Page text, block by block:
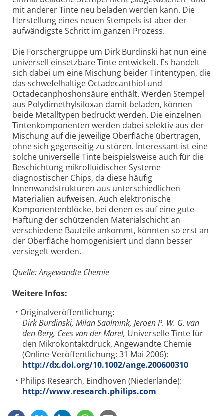
mit anderer Tinte neu beladen werden kann. Die
Herstellung eines neuen Stempels ist aber der
aufwändigste Schritt im ganzen Prozess.
Die Forschergruppe um Dirk Burdinski hat nun eine
universell einsetzbare Tinte entwickelt. Es handelt
sich dabei um eine Mischung beider Tintentypen, die
das schwefelhaltige Octadecanthiol und
Octadecanphoshonsäure enthält. Werden Stempel
aus Polydimethylsiloxan damit beladen, können
beide Metalltypen bedruckt werden. Die einzelnen
Tintenkomponenten werden dabei selektiv aus der
Mischung auf die jeweilige Oberfläche übertragen,
ohne sich gegenseitig zu stören. Interessant ist eine
solche universelle Tinte beispielsweise auch für die
Beschichtung mikrofluidischer Systeme
diagnostischer Chips, da diese häufig
Innenwandstrukturen aus unterschiedlichen
Materialien aufweisen. Auch elektronische
Komponentenblöcke, bei denen es auf eine gute
Haftung der schützenden Materialschicht an
verschiedene Bauteile ankommt, könnten so erst an
der Oberfläche homogenisiert und dann besser
versiegelt werden.
Quelle: Angewandte Chemie
Weitere Infos:
Originalveröffentlichung:
Dirk Burdinski, Milan Saalmink, Jeroen P. W. G. van
den Berg, Cees van der Marel, Universelle Tinte für
den Mikrokontaktdruck, Angewandte Chemie
(Online-Veröffentlichung: 31 Mai 2006):
http://dx.doi.org/10.1002/ange.200600310
Philips Research, Eindhoven (Niederlande):
http://www.research.philips.com